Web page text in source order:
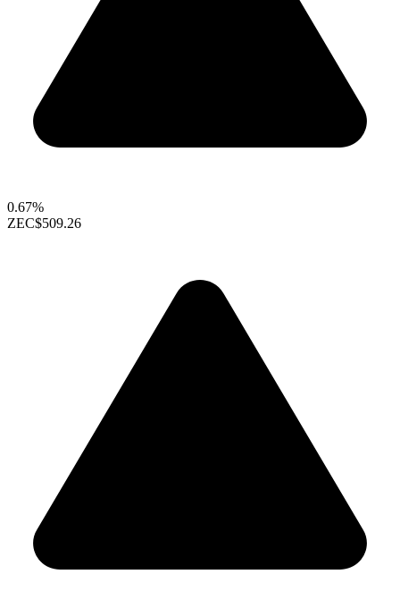
0.67%
ZEC$509.26